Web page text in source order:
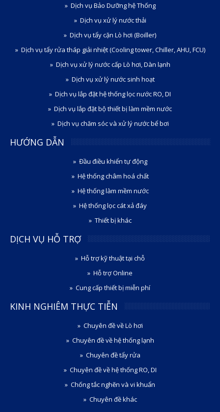
Dịch vụ Bảo Dưỡng hệ Thống
Dịch vụ xử lý nước thải
Dịch vụ tẩy cặn Lò hơi (Boiller)
Dịch vụ tẩy rửa tháp giải nhiệt (Cooling tower, Chiller, AHU, FCU)
Dịch vụ xử lý nước cấp Lò hơi, Dàn lạnh
Dịch vụ xử lý nước sinh hoạt
Dịch vụ lắp đặt hệ thống lọc nước RO, DI
Dịch vụ lắp đặt bộ thiết bị làm mềm nước
Dịch vụ chăm sóc và xử lý nước bể bơi
HƯỚNG DẪN
Đầu điều khiển tự động
Hệ thống châm hoá chất
Hệ thống làm mềm nước
Hệ thống lọc cát xả đáy
Thiết bị khác
DỊCH VỤ HỖ TRỢ
Hỗ trợ kỹ thuật tại chỗ
Hỗ trợ Online
Cung cấp thiết bị miễn phí
KINH NGHIÊM THỰC TIỄN
Chuyên đề về Lò hơi
Chuyên đề về hệ thống lạnh
Chuyên đề tẩy rửa
Chuyên đề về hệ thống RO, DI
Chống tắc nghẽn và vi khuẩn
Chuyên đề khác